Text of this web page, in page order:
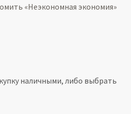
«Неэкономная экономия»
наличными, либо выбрать